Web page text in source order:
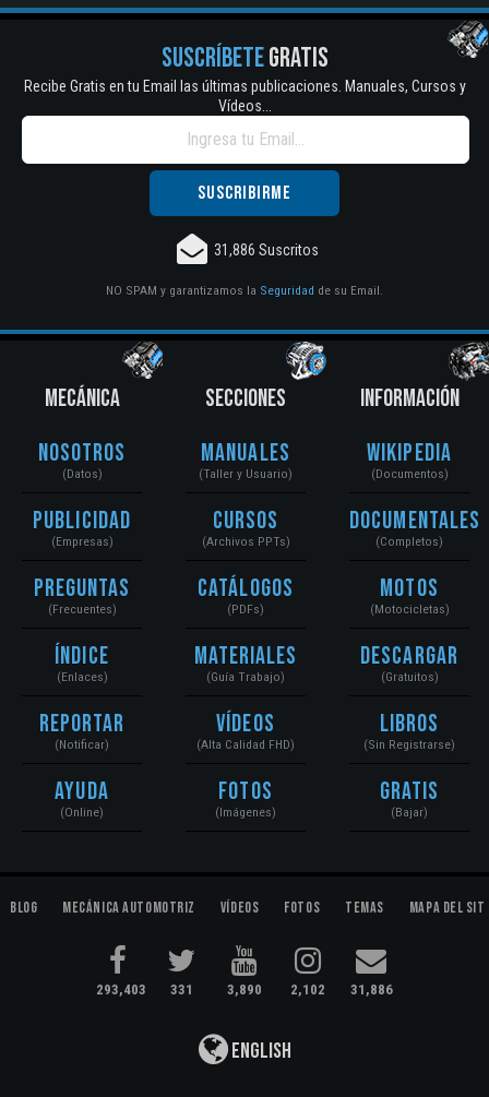
SUSCRÍBETEGRATIS
Recibe Gratis en tu Email las últimas publicaciones. Manuales, Cursos y
Vídeos...
31,886 Suscritos
NO SPAM y garantizamos la Seguridad de su Email.
MECÁNICA
Nosotros
(Datos)
Publicidad
(Empresas)
Preguntas
(Frecuentes)
Índice
(Enlaces)
Reportar
(Notificar)
Ayuda
(Online)
SECCIONES
Manuales
(Taller y Usuario)
Cursos
(Archivos PPTs)
Catálogos
(PDFs)
Materiales
(Guía Trabajo)
Vídeos
(Alta Calidad FHD)
Fotos
(Imágenes)
INFORMACIÓN
Wikipedia
(Documentos)
Documentales
(Completos)
Motos
(Motocicletas)
Descargar
(Gratuitos)
Libros
(Sin Registrarse)
Gratis
(Bajar)
Blog Mecánica Automotriz Vídeos Fotos Temas Mapa del
293,403 331 3,890 2,102 31,886
English